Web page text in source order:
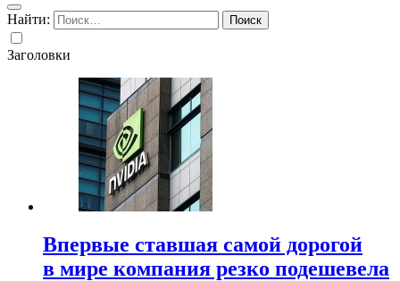
Найти:
Заголовки
Впервые ставшая самой дорогой
в мире компания резко подешевела